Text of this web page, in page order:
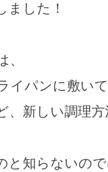
ました！
イパンに敷い
、新しい調理
と知らないの